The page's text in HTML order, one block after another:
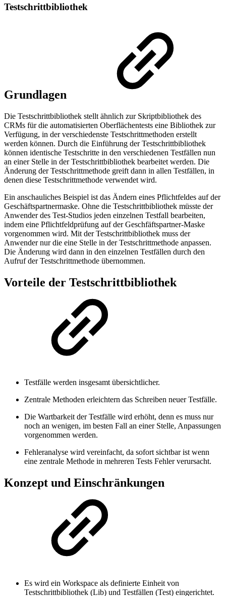
Testschrittbibliothek
Grundlagen
Die Testschrittbibliothek stellt ähnlich zur Skriptbibliothek des
CRMs für die automatisierten Oberflächentests eine Bibliothek zur
Verfügung, in der verschiedenste Testschrittmethoden erstellt
werden können. Durch die Einführung der Testschrittbibliothek
können identische Testschritte in den verschiedenen Testfällen nun
an einer Stelle in der Testschrittbibliothek bearbeitet werden. Die
Änderung der Testschrittmethode greift dann in allen Testfällen, in
denen diese Testschrittmethode verwendet wird.
Ein anschauliches Beispiel ist das Ändern eines Pflichtfeldes auf der
Geschäftspartnermaske. Ohne die Testschrittbibliothek müsste der
Anwender des Test-Studios jeden einzelnen Testfall bearbeiten,
indem eine Pflichtfeldprüfung auf der Geschfäftspartner-Maske
vorgenommen wird. Mit der Testschrittbibliothek muss der
Anwender nur die eine Stelle in der Testschrittmethode anpassen.
Die Änderung wird dann in den einzelnen Testfällen durch den
Aufruf der Testschrittmethode übernommen.
Vorteile der Testschrittbibliothek
Testfälle werden insgesamt übersichtlicher.
Zentrale Methoden erleichtern das Schreiben neuer Testfälle.
Die Wartbarkeit der Testfälle wird erhöht, denn es muss nur
noch an wenigen, im besten Fall an einer Stelle, Anpassungen
vorgenommen werden.
Fehleranalyse wird vereinfacht, da sofort sichtbar ist wenn
eine zentrale Methode in mehreren Tests Fehler verursacht.
Konzept und Einschränkungen
Es wird ein Workspace als definierte Einheit von
Testschrittbibliothek (Lib) und Testfällen (Test) eingerichtet.